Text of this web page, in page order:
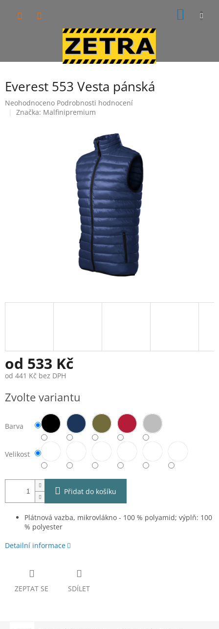
Everest 553 Vesta pánská
Průměrné
hodnocení
Neohodnoceno Podrobnosti hodnocení
Značka: Malfinipremium
od 533 Kč
od 441 Kč bez DPH
cena:
Zvolte variantu
Barva
Velikost
Přidat do košíku
Plátnová vazba, mikrovlákno - 100 % polyamid; výplň: 100
% polyester
Detailní informace
ZEPTAT SE SDÍLET